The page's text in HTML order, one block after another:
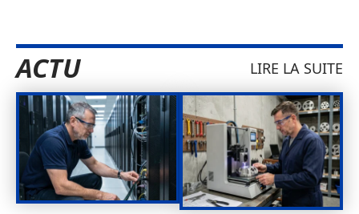
ACTU LIRE LA SUITE